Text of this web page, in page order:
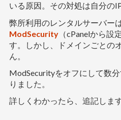
いる原因。その対処は自分の
弊所利用のレンタルサーバー
ModSecurity（cPanelから設
す。しかし、ドメインごとの
ん。
ModSecurityをオフにして数
りました。
詳しくわかったら、追記します